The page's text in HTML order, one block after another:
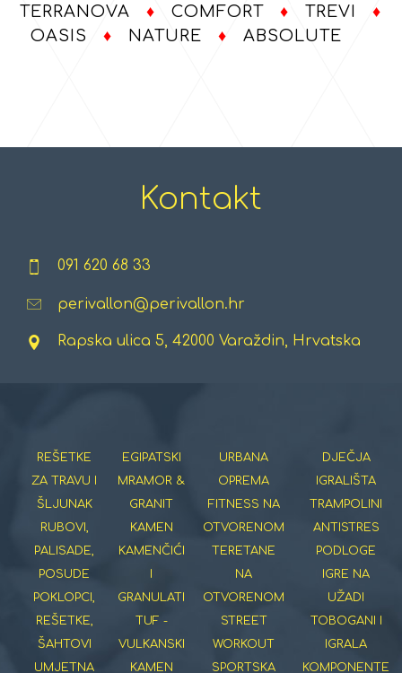
TERRANOVA ♦ COMFORT ♦ TREVI
♦
OASIS
♦ NATURE ♦ ABSOLUTE
Kontakt
091 620 68 33
perivallon@perivallon.hr
Rapska ulica 5, 42000 Varaždin, Hrvatska
REŠETKE
ZA TRAVU I
ŠLJUNAK
RUBOVI,
PALISADE,
POSUDE
POKLOPCI,
REŠETKE,
ŠAHTOVI
UMJETNA
EGIPATSKI
MRAMOR &
GRANIT
KAMEN
KAMENČIĆI
I
GRANULATI
TUF -
VULKANSKI
KAMEN
URBANA
OPREMA
FITNESS NA
OTVORENOM
TERETANE
NA
OTVORENOM
STREET
WORKOUT
SPORTSKA
DJEČJA
IGRALIŠTA
TRAMPOLINI
ANTISTRES
PODLOGE
IGRE NA
UŽADI
TOBOGANI I
IGRALA
KOMPONENTE